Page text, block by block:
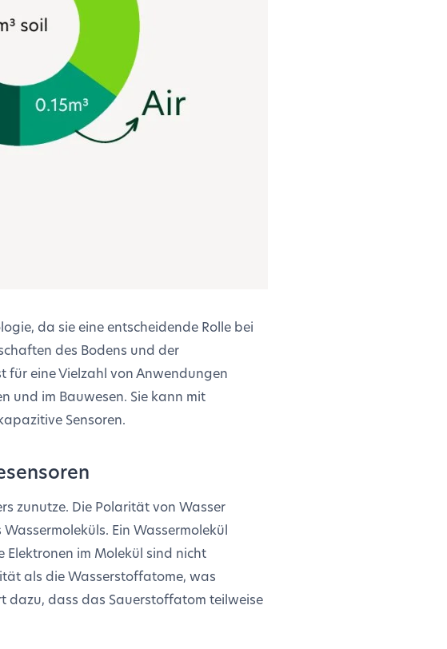
da sie eine entscheidende Rolle bei
des Bodens und der
für eine Vielzahl von Anwendungen
und im Bauwesen. Sie kann mit
Sensoren.
zunutze. Die Polarität von Wasser
Ein Wassermolekül
im Molekül sind nicht
als die Wasserstoffatome, was
dazu, dass das Sauerstoffatom teilweise